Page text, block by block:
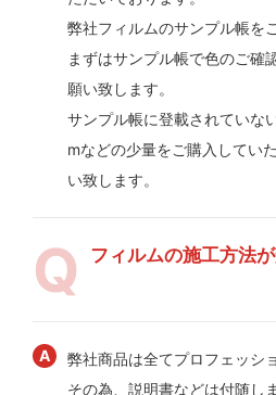
弊社フィルムのサンプル帳を
まずはサンプル帳で色のご確
願い致します。
サンプル帳に登載されていな
mなどの少量をご購入してい
い致します。
フィルムの施工方法
弊社商品は全てプロフェッシ
その為、説明書などは付随し